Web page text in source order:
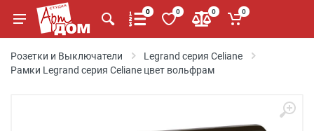
0 0 0 0
Розетки и Выключатели
Legrand серия Celiane
Рамки Legrand серия Celiane цвет вольфрам